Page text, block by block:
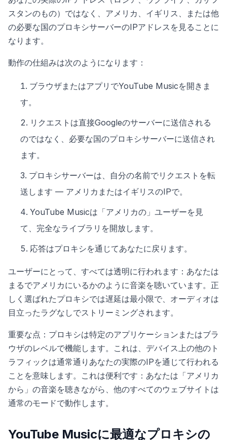
スタンのもの）ではなく、アメリカ、イギリス、または他
の必要な国のプロキシサーバーのIPアドレスを見ることに
なります。
動作の仕組みは次のようになります：
ブラウザまたはアプリでYouTube Musicを開きま
す。
リクエストは直接Googleのサーバーに送信される
のではなく、必要な国のプロキシサーバーに送信され
ます。
プロキシサーバーは、自分の名前でリクエストを転
送します — アメリカまたはイギリスのIPで。
YouTube Musicは「アメリカの」ユーザーを見
て、完全なライブラリを開放します。
応答はプロキシを通じてあなたに戻ります。
ユーザーにとって、すべては透明に行われます：あなたは
まるでアメリカにいるかのように音楽を聴いています。正
しく選ばれたプロキシでは遅延は最小限で、オーディオは
目立ったラグなしでストリーミングされます。
重要な点：プロキシは特定のアプリケーションまたはブラ
ウザのレベルで機能します。これは、デバイス上の他のト
ラフィックは通常通りあなたの実際のIPを通じて行われる
ことを意味します。これは便利です：あなたは「アメリカ
から」の音楽を聴きながら、他のすべてのウェブサイトは
通常のモードで動作します。
YouTube Musicに最適なプロキシの